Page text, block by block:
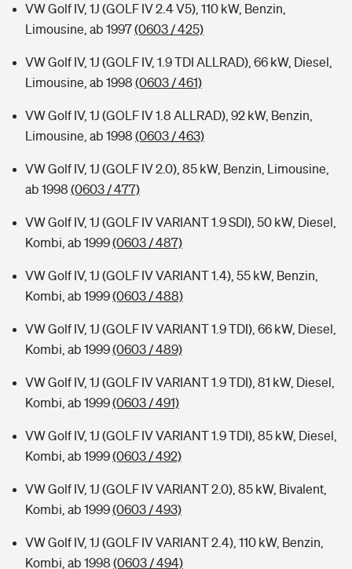
VW Golf IV, 1J (GOLF IV 2.4 V5), 110 kW, Benzin,
Limousine, ab 1997(0603 / 425)
VW Golf IV, 1J (GOLF IV, 1.9 TDI ALLRAD), 66 kW, Diesel,
Limousine, ab 1998 (0603 / 461)
VW Golf IV, 1J (GOLF IV 1.8 ALLRAD), 92 kW, Benzin,
Limousine, ab 1998 (0603 / 463)
VW Golf IV, 1J (GOLF IV 2.0), 85 kW, Benzin, Limousine,
ab 1998 (0603 / 477)
VW Golf IV, 1J (GOLF IV VARIANT 1.9 SDI), 50 kW, Diesel,
Kombi, ab 1999(0603 / 487)
VW Golf IV, 1J (GOLF IV VARIANT 1.4), 55 kW, Benzin,
Kombi, ab 1999(0603 / 488)
VW Golf IV, 1J (GOLF IV VARIANT 1.9 TDI), 66 kW, Diesel,
Kombi, ab 1999(0603 / 489)
VW Golf IV, 1J (GOLF IV VARIANT 1.9 TDI), 81 kW, Diesel,
Kombi, ab 1999(0603 / 491)
VW Golf IV, 1J (GOLF IV VARIANT 1.9 TDI), 85 kW, Diesel,
Kombi, ab 1999(0603 / 492)
VW Golf IV, 1J (GOLF IV VARIANT 2.0), 85 kW, Bivalent,
Kombi, ab 1999(0603 / 493)
VW Golf IV, 1J (GOLF IV VARIANT 2.4), 110 kW, Benzin,
Kombi, ab 1998 (0603 / 494)